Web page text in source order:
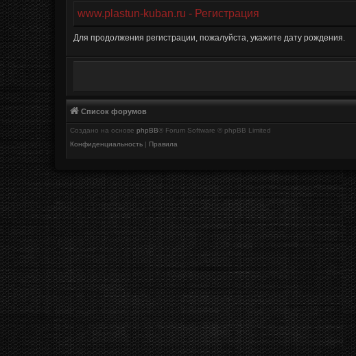
www.plastun-kuban.ru - Регистрация
Для продолжения регистрации, пожалуйста, укажите дату рождения.
Список форумов
Создано на основе phpBB® Forum Software © phpBB Limited
Конфиденциальность | Правила